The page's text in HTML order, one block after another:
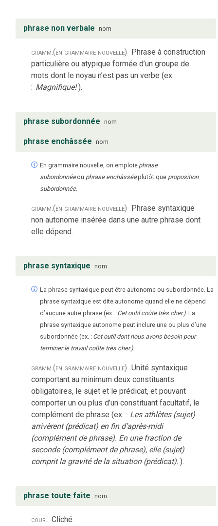
phrase non verbale nom
gramm.(en grammaire nouvelle) Phrase à construction
particulière ou atypique formée d’un groupe de
mots dont le noyau n’est pas un verbe (ex.
: Magnifique!).
phrase subordonnée nom
phrase enchâssée nom
En grammaire nouvelle, on emploie phrase
subordonnéeou phrase enchâsséeplutôt que proposition
subordonnée.
gramm.(en grammaire nouvelle) Phrase syntaxique
non autonome insérée dans une autre phrase dont
elle dépend.
phrase syntaxique nom
La phrase syntaxique peut être autonome ou subordonnée. La
phrase syntaxique est dite autonome quand elle ne dépend
d’aucune autre phrase (ex. : Cet outil coûte très cher.). La
phrase syntaxique autonome peut inclure une ou plus d’une
subordonnée (ex. : Cet outil dont nous avons besoin pour
terminer le travail coûte très cher.).
gramm.(en grammaire nouvelle) Unité syntaxique
comportant au minimum deux constituants
obligatoires, le sujet et le prédicat, et pouvant
comporter un ou plus d’un constituant facultatif, le
complément de phrase (ex. : Les athlètes (sujet)
arrivèrent (prédicat) en fin d’après-midi
(complément de phrase). En une fraction de
seconde (complément de phrase), elle (sujet)
comprit la gravité de la situation (prédicat). ).
phrase toute faite nom
cour. Cliché.